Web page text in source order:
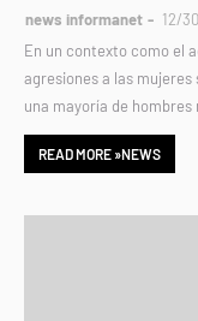
news informanet
12/
En un contexto como el
agresiones a las
una mayoría de
READ MORE »NEWS